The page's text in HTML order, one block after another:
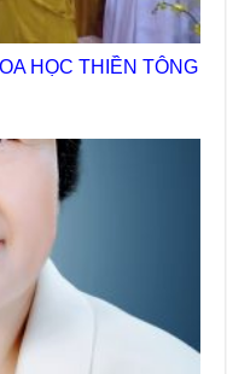
HỌC THIỀN TÔNG